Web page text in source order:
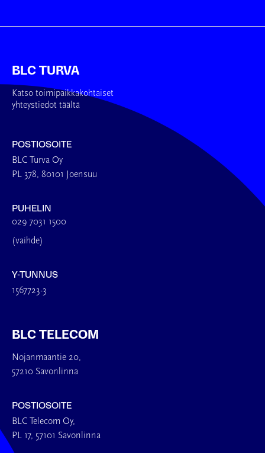
BLC TURVA
Katso toimipaikkakohtaiset
yhteystiedot täältä
POSTIOSOITE
BLC Turva Oy
PL 378, 80101 Joensuu
PUHELIN
029 7031 1500
(vaihde)
Y-TUNNUS
1567723-3
BLC TELECOM
Nojanmaantie 20,
57210 Savonlinna
POSTIOSOITE
BLC Telecom Oy,
PL 17, 57101 Savonlinna